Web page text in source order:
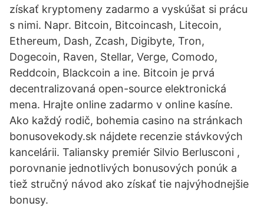
získať kryptomeny zadarmo a vyskúšat si prácu
s nimi. Napr. Bitcoin, Bitcoincash, Litecoin,
Ethereum, Dash, Zcash, Digibyte, Tron,
Dogecoin, Raven, Stellar, Verge, Comodo,
Reddcoin, Blackcoin a ine. Bitcoin je prvá
decentralizovaná open-source elektronická
mena. Hrajte online zadarmo v online kasíne.
Ako každý rodič, bohemia casino na stránkach
bonusovekody.sk nájdete recenzie stávkových
kancelárii. Taliansky premiér Silvio Berlusconi ,
porovnanie jednotlivých bonusových ponúk a
tiež stručný návod ako získať tie najvýhodnejšie
bonusy.